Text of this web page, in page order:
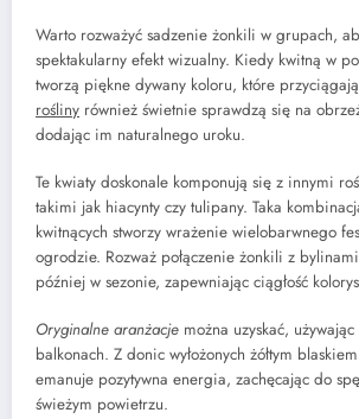
Warto rozważyć sadzenie żonkili w grupach,
spektakularny efekt wizualny. Kiedy kwitną w
tworzą piękne dywany koloru, które
rośliny również świetnie sprawdzą się na
dodając im naturalnego uroku.
Te kwiaty doskonale komponują się z innymi
takimi jak hiacynty czy tulipany. Taka
kwitnących stworzy wrażenie wielobarwnego
ogrodzie. Rozważ połączenie żonkili z
później w sezonie, zapewniając ciągłość
Oryginalne aranżacje można uzyskać,
balkonach. Z donic wyłożonych żółtym
emanuje pozytywna energia, zachęcając do
świeżym powietrzu.